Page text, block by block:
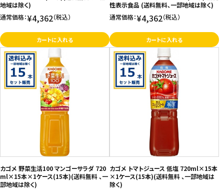
地域は除く)
通常価格：¥4,362（税込）
カートに入れる
性表示食品 (送料無料、一部地域は除く)
通常価格：¥4,362（税込）
カートに入れる
カゴメ 野菜生活100 マンゴーサラダ 720
ml×15本×1ケース(15本)(送料無料 、一
部地域は除く)
カゴメ トマトジュース 低塩 720ml×15本
×1ケース(15本)(送料無料 、一部地域は
除く)